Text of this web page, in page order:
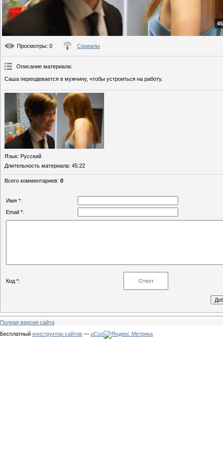
Просмотры: 0 Сериалы
Описание материала:
Саша переодевается в мужчину, чтобы устроиться на работу.
Язык: Русский
Длительность материала: 45:22
Всего комментариев: 0
Имя *:
Email *:
Код *:
Полная версия сайта
Бесплатный конструктор сайтов — uCoz